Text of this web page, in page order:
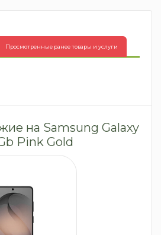
Просмотренные ранее товары и услуги
на Samsung Galaxy
Pink Gold